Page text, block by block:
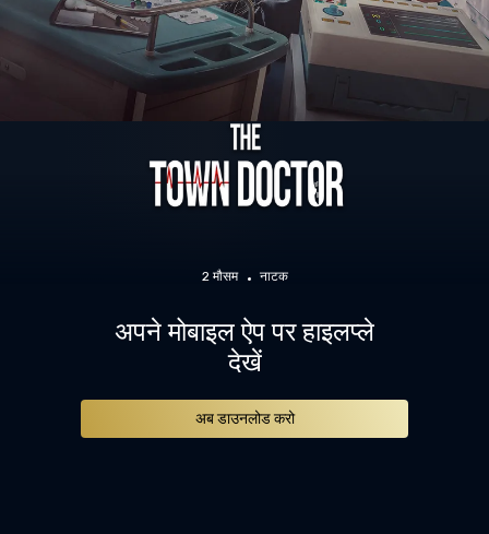
2 मौसम नाटक
अपने मोबाइल ऐप पर हाइलप्ले
देखें
अब डाउनलोड करो